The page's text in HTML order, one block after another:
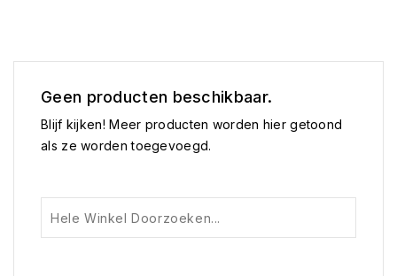
Geen producten beschikbaar.
Blijf kijken! Meer producten worden hier getoond
als ze worden toegevoegd.